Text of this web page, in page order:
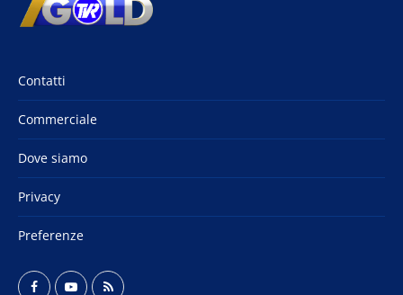
Contatti
Commerciale
Dove siamo
Privacy
Preferenze